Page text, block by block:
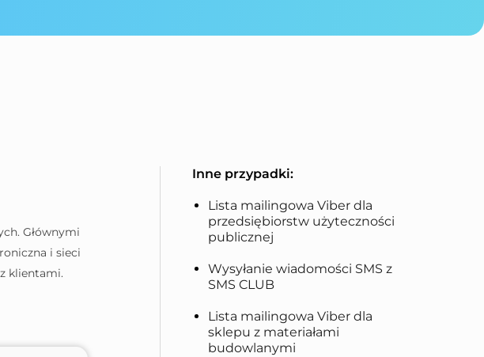
Głównymi
i sieci
klientami.
Inne przypadki:
Lista mailingowa Viber dla
przedsiębiorstw użyteczności
publicznej
Wysyłanie wiadomości SMS z
SMS CLUB
Lista mailingowa Viber dla
sklepu z materiałami
budowlanymi